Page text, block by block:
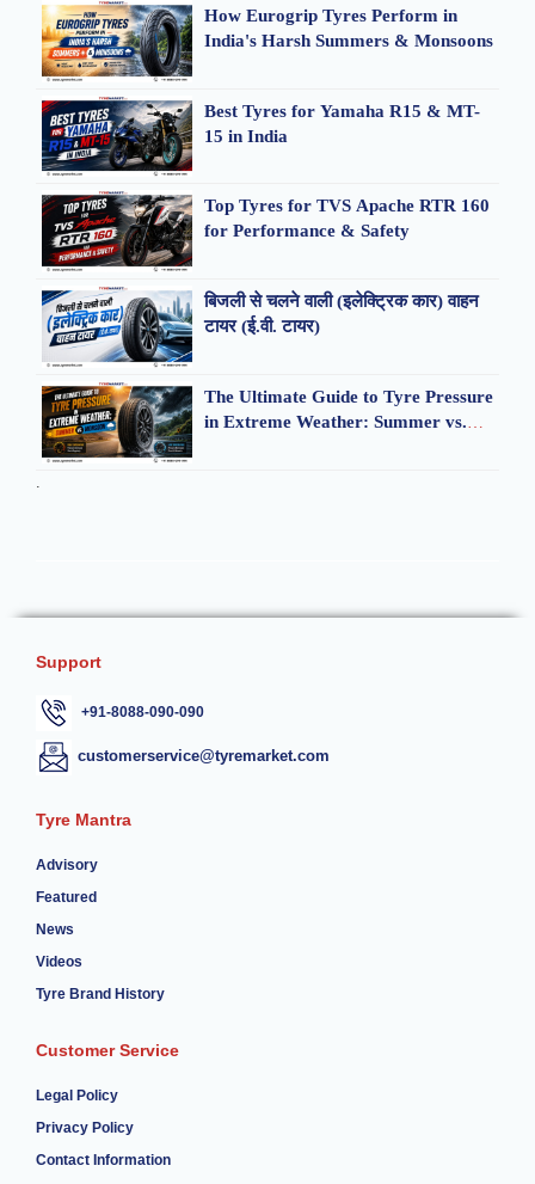
How Eurogrip Tyres Perform in
India's Harsh Summers & Monsoons
Best Tyres for Yamaha R15 & MT-
15 in India
Top Tyres for TVS Apache RTR 160
for Performance & Safety
बिजली से चलने वाली (इलेक्ट्रिक कार) वाहन
टायर (ई.वी. टायर)
The Ultimate Guide to Tyre Pressure
in Extreme Weather: Summer vs.
.
Support
+91-8088-090-090
customerservice@tyremarket.com
Tyre Mantra
Advisory
Featured
News
Videos
Tyre Brand History
Customer Service
Legal Policy
Privacy Policy
Contact Information